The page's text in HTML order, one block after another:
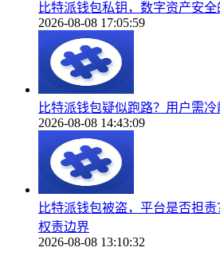
比特派钱包私钥，数字资产安
2026-08-08 17:05:59
比特派钱包疑似跑路？用户需
2026-08-08 14:43:09
比特派钱包被盗，平台是否担
权责边界
2026-08-08 13:10:32